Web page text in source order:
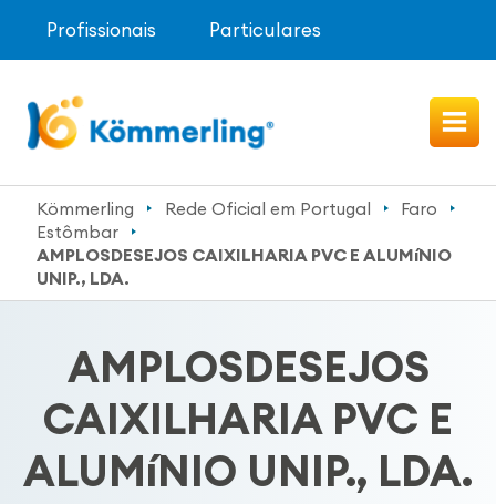
Profissionais Particulares
Kömmerling Rede Oficial em Portugal
Faro
Estômbar
AMPLOSDESEJOS CAIXILHARIA PVC E ALUMíNIO
UNIP., LDA.
AMPLOSDESEJOS
CAIXILHARIA PVC E
ALUMíNIO UNIP., LDA.